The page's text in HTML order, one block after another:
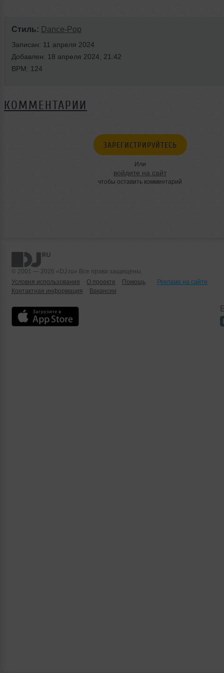
Стиль: Dance-Pop
Записан: 11 апреля 2024
Добавлен: 18 апреля 2024, 21:42
BPM: 124
КОММЕНТАРИИ
ЗАРЕГИСТРИРУЙТЕСЬ
Или
войдите на сайт
чтобы оставить комментарий
© 2001 — 2026 «DJ.ru» Все права защищены.
Условия использования
О проекте Помощь
Реклама на сайте
Контактная информация
Вакансии